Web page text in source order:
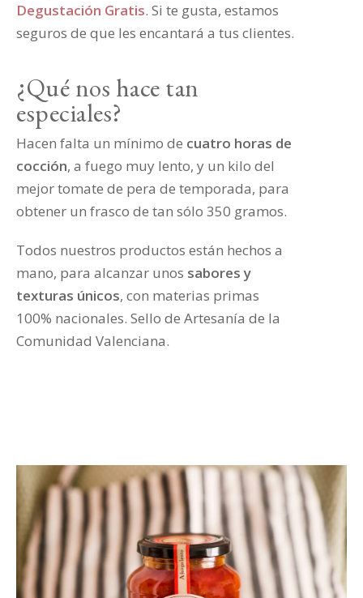
Degustación Gratis. Si te gusta, estamos
seguros de que les encantará a tus clientes.
¿Qué nos hace tan
especiales?
Hacen falta un mínimo de cuatro horas de
cocción, a fuego muy lento, y un kilo del
mejor tomate de pera de temporada, para
obtener un frasco de tan sólo 350 gramos.
Todos nuestros productos están hechos a
mano, para alcanzar unos sabores y
texturas únicos, con materias primas
100% nacionales. Sello de Artesanía de la
Comunidad Valenciana.